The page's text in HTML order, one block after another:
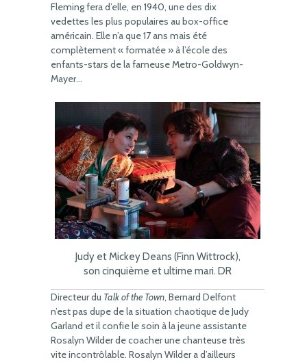
Fleming fera d’elle, en 1940, une des dix
vedettes les plus populaires au box-office
américain. Elle n’a que 17 ans mais été
complètement « formatée » à l’école des
enfants-stars de la fameuse Metro-Goldwyn-
Mayer…
Judy et Mickey Deans (Finn Wittrock),
son cinquième et ultime mari. DR
Directeur du Talk of the Town, Bernard Delfont
n’est pas dupe de la situation chaotique de Judy
Garland et il confie le soin à la jeune assistante
Rosalyn Wilder de coacher une chanteuse très
vite incontrôlable. Rosalyn Wilder a d’ailleurs